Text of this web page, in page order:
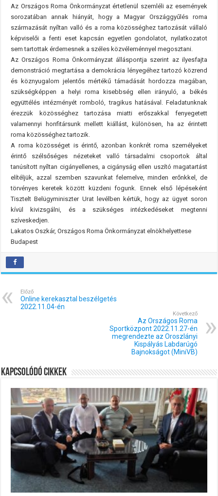
Az Országos Roma Önkormányzat értetlenül szemléli az események
sorozatában annak hiányát, hogy a Magyar Országgyűlés roma
származását nyíltan valló és a roma közösséghez tartozását vállaló
képviselői a fenti eset kapcsán egyetlen gondolatot, nyilatkozatot
sem tartottak érdemesnek a széles közvéleménnyel megosztani.
Az Országos Roma Önkormányzat álláspontja szerint az ilyesfajta
demonstráció megtartása a demokrácia lényegéhez tartozó közrend
és köznyugalom jelentős mértékű támadását hordozza magában,
szükségképpen a helyi roma kisebbség ellen irányuló, a békés
együttélés intézményét romboló, tragikus hatásával. Feladatunknak
érezzük közösséghez tartozása miatti erőszakkal fenyegetett
valamennyi honfitársunk mellett kiállást, különösen, ha az érintett
roma közösséghez tartozik.
A roma közösséget is érintő, azonban konkrét roma személyeket
érintő szélsőséges nézeteket valló társadalmi csoportok által
tanúsított nyíltan cigányellenes, a cigányság ellen uszító magatartást
elítéljük, azzal szemben szavunkat felemelve, minden erőnkkel, de
törvényes keretek között küzdeni fogunk. Ennek első lépéseként
Tisztelt Belügyminiszter Urat levélben kértük, hogy az ügyet soron
kívül kivizsgálni, és a szükséges intézkedéseket megtenni
szíveskedjen.
Lakatos Oszkár, Országos Roma Önkormányzat elnökhelyettese
Budapest
Előző
Online kerekasztal beszélgetés
2022.11.04-én
Következő
Az Országos Roma
Sportközpont 2022.11.27-én
megrendezte az Oroszlányi
Kispályás Labdarúgó
Bajnokságot (MiniVB)
Kapcsolódó cikkek